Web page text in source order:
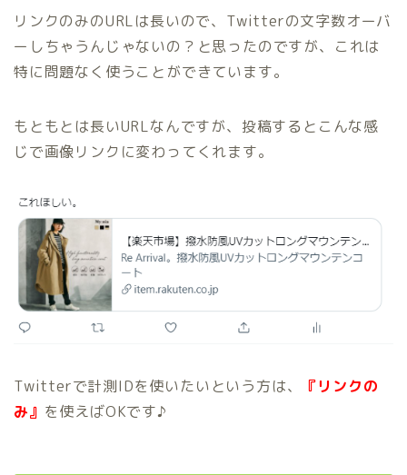
リンクのみのURLは長いので、Twitterの文字数オーバ
ーしちゃうんじゃないの？と思ったのですが、これは
特に問題なく使うことができています。
もともとは長いURLなんですが、投稿するとこんな感
じで画像リンクに変わってくれます。
Twitterで計測IDを使いたいという方は、
『リンクの
み』 を使えばOKです♪